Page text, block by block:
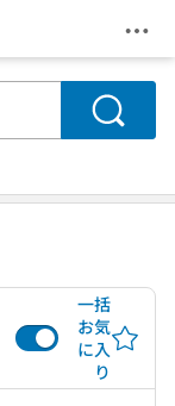
メ
検索
一括
お気
に入
り